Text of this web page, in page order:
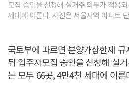
모집 승인을 신청해 실거주 의무가 적용
세대에 이른다. 사진은 서울지역 아파트
국토부에 따르면 분양가상한제
뒤 입주자모집 승인을 신청해 실
는 모두 66곳, 4만4천 세대에 이른